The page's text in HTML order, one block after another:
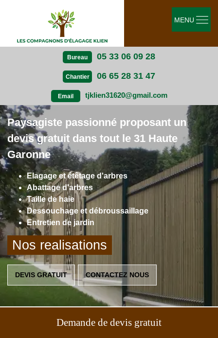
Bureau 05 33 06 09 28
Chantier 06 65 28 31 47
Email tjklien31620@gmail.com
MENU
Paysagiste passionné proposant un
devis gratuit dans tout le 31 Haute
Garonne
Elagage et étêtage d'arbres
Abattage d'arbres
Taille de haie
Dessouchage et débroussaillage
Entretien de jardin
Nos realisations
DEVIS GRATUIT CONTACTEZ NOUS
Demande de devis gratuit